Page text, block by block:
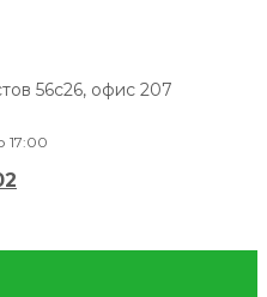
56с26, офис 207
17:00